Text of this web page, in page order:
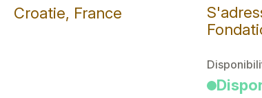
Croatie, France